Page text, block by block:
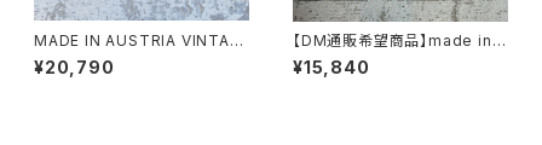
MADE IN AUSTRIA VINTAG
E FANNI LEMMERMAYER AL
PACA KNIT CARDIGAN
¥20,790
【DM通販希望商品】made in n
orway tyrolean sweater
¥15,840